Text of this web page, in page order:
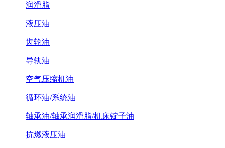
润滑脂
液压油
齿轮油
导轨油
空气压缩机油
循环油/系统油
轴承油/轴承润滑脂/机床锭子油
抗燃液压油